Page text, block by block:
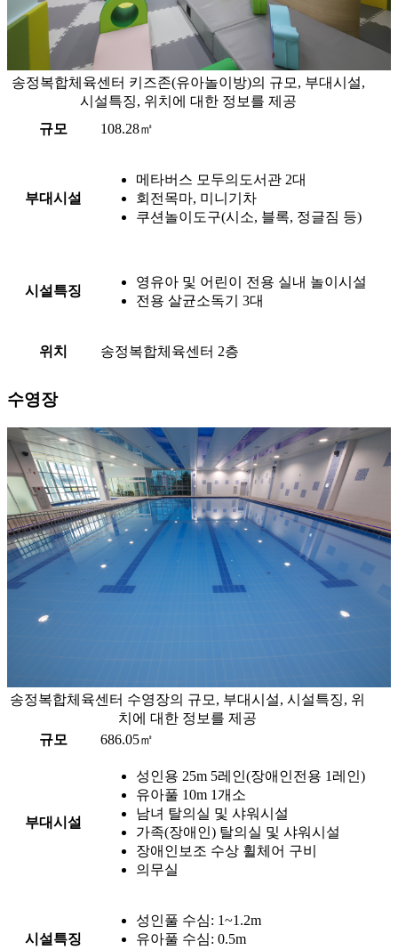
송정복합체육센터 키즈존(유아놀이방)의 규모, 부대시설,
시설특징, 위치에 대한 정보를 제공
규모
108.28㎡
부대시설
메타버스 모두의도서관 2대
회전목마, 미니기차
쿠션놀이도구(시소, 블록, 정글짐 등)
시설특징
영유아 및 어린이 전용 실내 놀이시설
전용 살균소독기 3대
위치 송정복합체육센터 2층
수영장
송정복합체육센터 수영장의 규모, 부대시설, 시설특징, 위
치에 대한 정보를 제공
규모
686.05㎡
부대시설
성인용 25m 5레인(장애인전용 1레인)
유아풀 10m 1개소
남녀 탈의실 및 샤워시설
가족(장애인) 탈의실 및 샤워시설
장애인보조 수상 휠체어 구비
의무실
시설특징
성인풀 수심: 1~1.2m
유아풀 수심: 0.5m